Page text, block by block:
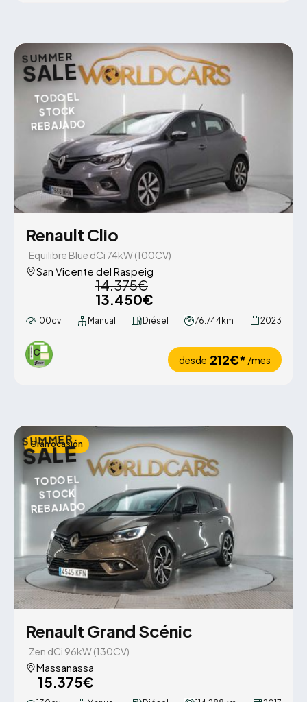
SUMMER
SALE
TODO EL
STOCK
REBAJADO
Renault Clio
Equilibre Blue dCi 74kW (100CV)
San Vicente del Raspeig
14.375€
13.450€
100cv Manual Diésel 76.744km 2023
desde 212€* /mes
SUMMER
SALE
TODO EL
STOCK
REBAJADO
Gran ocasión
Renault Grand Scénic
Zen dCi 96kW (130CV)
Massanassa
15.375€